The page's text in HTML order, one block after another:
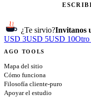
¿Te sirvio?Invitanos
USD 3USD 5USD 10Otro
AGO TOOLS
Mapa del sitio
Cómo funciona
Filosofía cliente-puro
Apoyar el estudio